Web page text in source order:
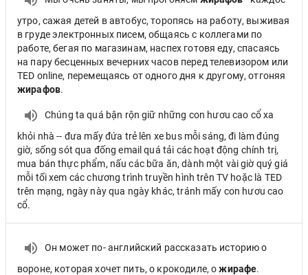
утро, сажая детей в автобус, торопясь на работу, выживая
в груде электронных писем, общаясь с коллегами по
работе, бегая по магазинам, наспех готовя еду, спасаясь
на пару бесценных вечерних часов перед телевизором или
TED online, перемещаясь от одного дня к другому, отгоняя
жирафов.
Chúng ta quá bận rộn giữ những con hươu cao cổ xa
khỏi nhà -- đưa mấy đứa trẻ lên xe bus mỗi sáng, đi làm đúng
giờ, sống sót qua đống email quá tải các hoạt động chính trị,
mua bán thực phẩm, nấu các bữa ăn, dành một vài giờ quý giá
mỗi tối xem các chương trình truyền hình trên TV hoặc là TED
trên mạng, ngày này qua ngày khác, tránh mấy con hươu cao
cổ.
Он может по- английский рассказать историю о
вороне, которая хочет пить, о крокодиле, ожирафе.